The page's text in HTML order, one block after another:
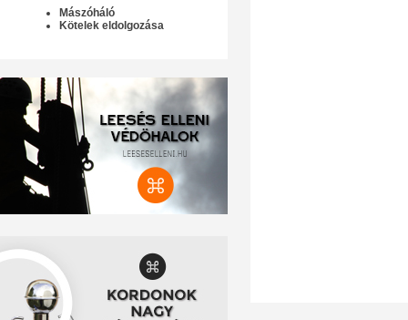
Mászóháló
Kötelek eldolgozása